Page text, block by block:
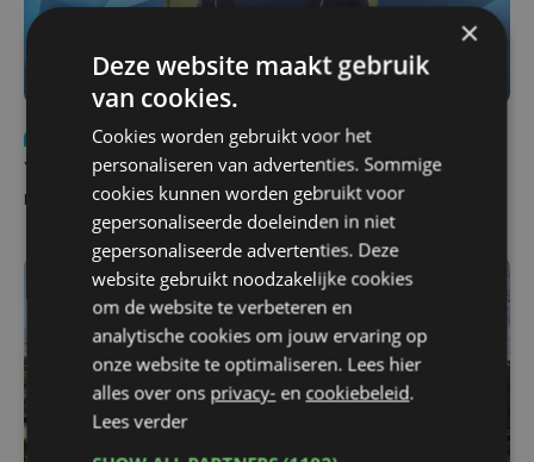
Nieuws
do 6 augustus | 21:30
Yaro (19), slachtoffer van vechtpartij, is na
maandenlange coma overleden
×
Deze website maakt gebruik
van cookies.
Cookies worden gebruikt voor het
personaliseren van advertenties. Sommige
cookies kunnen worden gebruikt voor
gepersonaliseerde doeleinden in niet
gepersonaliseerde advertenties. Deze
website gebruikt noodzakelijke cookies
om de website te verbeteren en
analytische cookies om jouw ervaring op
onze website te optimaliseren. Lees hier
alles over ons privacy- en cookiebeleid.
Lees verder